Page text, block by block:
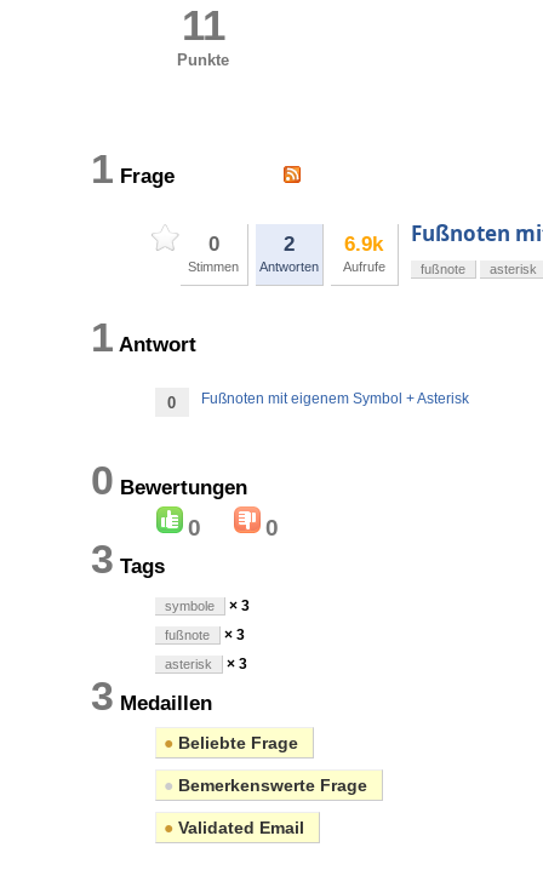
11
Punkte
1 Frage
0
Stimmen
2
Antworten
6.9k
Aufrufe
Fußnoten
fußnote asterisk
1 Antwort
0 Fußnoten mit eigenem Symbol + Asterisk
0 Bewertungen
0 0
3 Tags
symbole × 3
fußnote × 3
asterisk × 3
3 Medaillen
● Beliebte Frage
● Bemerkenswerte Frage
● Validated Email